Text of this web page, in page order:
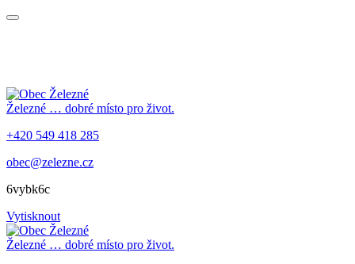
Železné … dobré místo pro život.
+420 549 418 285
obec@zelezne.cz
6vybk6c
Vytisknout
Železné … dobré místo pro život.